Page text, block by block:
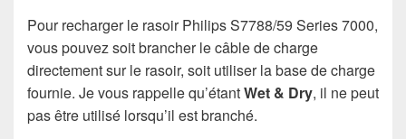
Pour recharger le rasoir Philips S7788/59 Series 7000,
vous pouvez soit brancher le câble de charge
directement sur le rasoir, soit utiliser la base de charge
fournie. Je vous rappelle qu’étantWet & Dry, il ne peut
pas être utilisé lorsqu’il est branché.